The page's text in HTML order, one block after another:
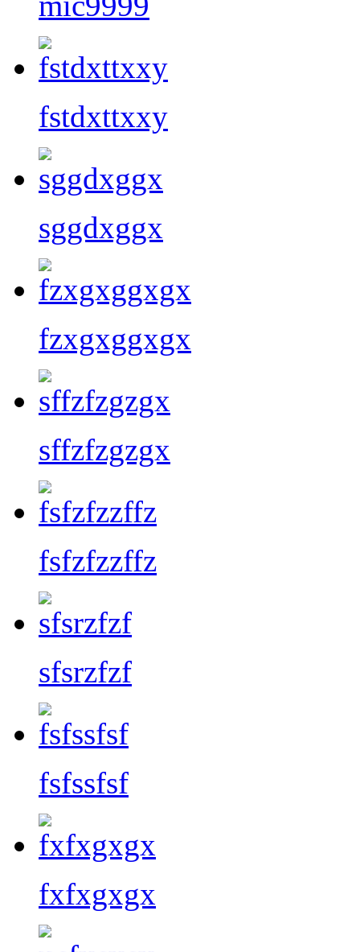
fstdxttxxy
sggdxggx
fzxgxggxgx
sffzfzgzgx
fsfzfzzffz
sfsrzfzf
fsfssfsf
fxfxgxgx